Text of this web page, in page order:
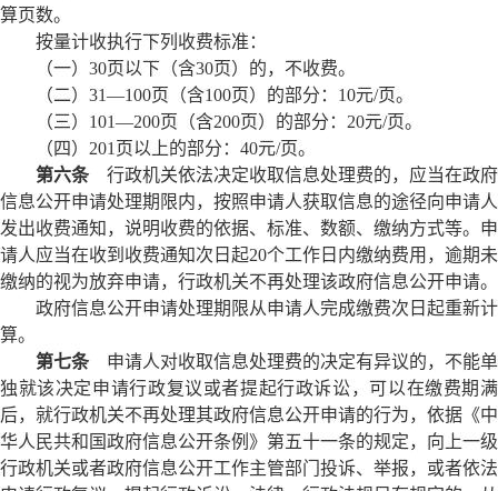
算页数。
按量计收执行下列收费标准：
（一）30页以下（含30页）的，不收费。
（二）31—100页（含100页）的部分：10元/页。
（三）101—200页（含200页）的部分：20元/页。
（四）201页以上的部分：40元/页。
第六条行政机关依法决定收取信息处理费的，应当在政府
信息公开申请处理期限内，按照申请人获取信息的途径向申请人
发出收费通知，说明收费的依据、标准、数额、缴纳方式等。申
请人应当在收到收费通知次日起20个工作日内缴纳费用，逾期未
缴纳的视为放弃申请，行政机关不再处理该政府信息公开申请。
政府信息公开申请处理期限从申请人完成缴费次日起重新计
算。
第七条申请人对收取信息处理费的决定有异议的，不能单
独就该决定申请行政复议或者提起行政诉讼，可以在缴费期满
后，就行政机关不再处理其政府信息公开申请的行为，依据《中
华人民共和国政府信息公开条例》第五十一条的规定，向上一级
行政机关或者政府信息公开工作主管部门投诉、举报，或者依法